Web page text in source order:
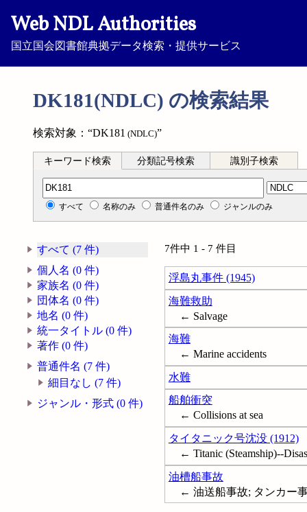
Web NDL Authorities
国立国会図書館典拠データ検索・提供サービス
DK181(NDLC) の検索結果
検索対象：“DK181 (NDLC)”
キーワード検索 分類記号検索 識別子検索
分類記号検索
すべて 名称のみ 普通件名のみ ジャンルのみ
すべて (7 件)
個人名 (0 件)
家族名 (0 件)
団体名 (0 件)
地名 (0 件)
統一タイトル (0 件)
著作 (0 件)
普通件名 (7 件)
細目なし (7 件)
ジャンル・形式 (0 件)
7件中 1 - 7 件目
浮島丸事件 (1945)
海難救助
← Salvage
海難
← Marine accidents
水難
船舶衝突
← Collisions at sea
タイタニック号沈没 (1912)
← Titanic (Steamship)--
油槽船事故
← 油送船事故; タンカー事